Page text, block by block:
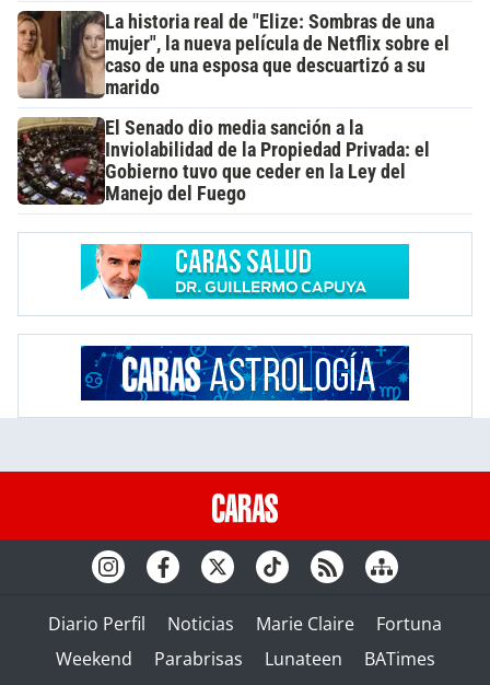
La historia real de "Elize: Sombras de una
mujer", la nueva película de Netflix sobre el
caso de una esposa que descuartizó a su
marido
El Senado dio media sanción a la
Inviolabilidad de la Propiedad Privada: el
Gobierno tuvo que ceder en la Ley del
Manejo del Fuego
Diario Perfil Noticias Marie Claire
Fortuna
Weekend
Parabrisas Lunateen BATimes